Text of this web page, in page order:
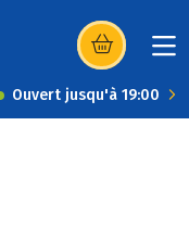
(s’ouvre dans
Ouvert jusqu'à 19:00